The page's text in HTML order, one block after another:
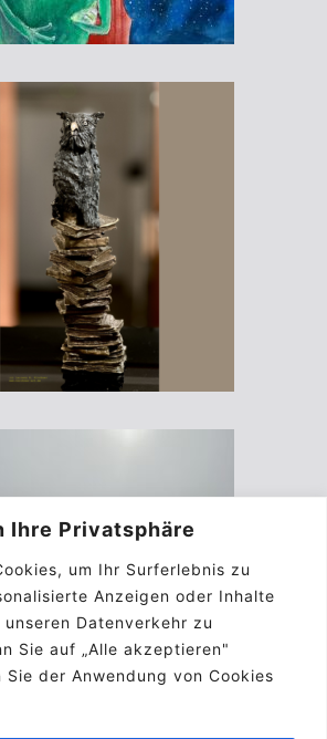
Ihre Privatsphäre
um Ihr Surferlebnis zu
Anzeigen oder Inhalte
Datenverkehr zu
Sie auf „Alle akzeptieren"
Sie der Anwendung von Cookies